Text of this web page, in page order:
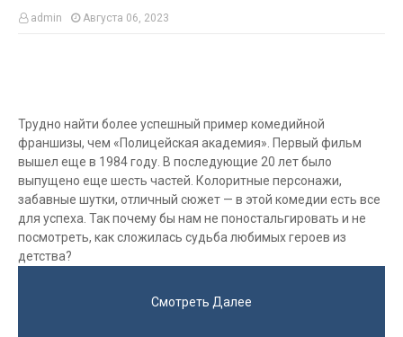
admin Августа 06, 2023
Трудно найти более успешный пример комедийной
франшизы, чем «Полицейская академия». Первый фильм
вышел еще в 1984 году. В последующие 20 лет было
выпущено еще шесть частей. Колоритные персонажи,
забавные шутки, отличный сюжет — в этой комедии есть все
для успеха. Так почему бы нам не поностальгировать и не
посмотреть, как сложилась судьба любимых героев из
детства?
Смотреть Далее